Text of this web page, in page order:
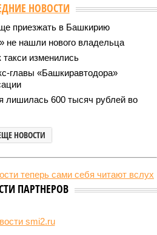
НОВОСТИ
приезжать в Башкирию
не нашли нового владельца
изменились
главы «Башкиравтодора»
лишилась 600 тысяч рублей во
НОВОСТИ
ПАРТНЕРОВ
smi2.ru